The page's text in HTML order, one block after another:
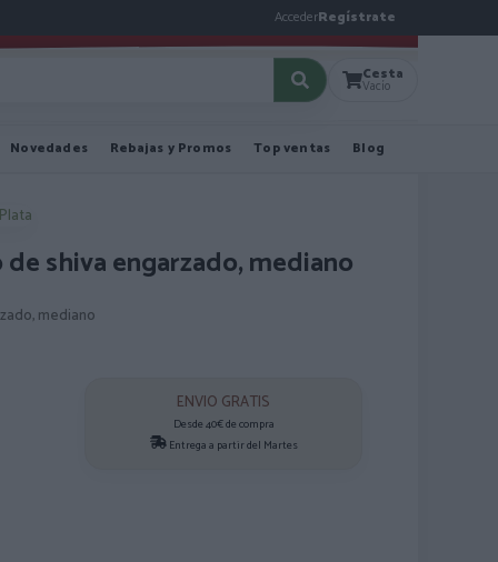
AccederRegístrate
Cesta
Vacío
Novedades Rebajas y Promos Top ventas Blog
shiva engarzado, mediano
mediano
ENVIO GRATIS
Desde 40€ de compra
Entrega a partir del Martes